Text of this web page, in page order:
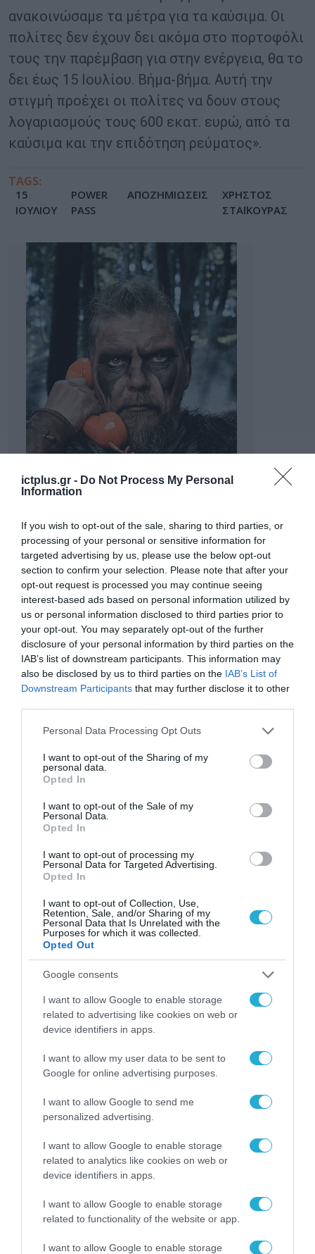
ictplus.gr - Do Not Process My Personal
Information
If you wish to opt-out of the sale, sharing to third parties, or
processing of your personal or sensitive information for
targeted advertising by us, please use the below opt-out
section to confirm your selection. Please note that after your
opt-out request is processed you may continue seeing
interest-based ads based on personal information utilized by
us or personal information disclosed to third parties prior to
your opt-out. You may separately opt-out of the further
disclosure of your personal information by third parties on the
IAB’s list of downstream participants. This information may
also be disclosed by us to third parties on the IAB’s List of
Downstream Participants that may further disclose it to other
Please note that this website/app uses one or more Google
not limited to your visit or usage behaviour. You may click to
grant or deny consent to Google and its third-party tags to
use your data for below specified purposes in below Google
consent section.
Personal Data Processing Opt Outs
I want to opt-out of the Sharing of my
personal data.
Opted In
I want to opt-out of the Sale of my
Personal Data.
Opted In
I want to opt-out of processing my
Personal Data for Targeted Advertising.
Opted In
I want to opt-out of Collection, Use,
Retention, Sale, and/or Sharing of my
Personal Data that Is Unrelated with the
Purposes for which it was collected.
Opted Out
Google consents
I want to allow Google to enable storage
related to advertising like cookies on web or
device identifiers in apps.
I want to allow my user data to be sent to
Google for online advertising purposes.
I want to allow Google to send me
personalized advertising.
I want to allow Google to enable storage
related to analytics like cookies on web or
device identifiers in apps.
I want to allow Google to enable storage
related to functionality of the website or app.
I want to allow Google to enable storage
ανακοινώσαμε τα μέτρα για τα καύσιμα. Οι
πολίτες δεν έχουν δει ακόμα στο πορτοφόλι
τους την παρέμβαση για στην ενέργεια, θα το
δει έως 15 Ιουλίου. Βήμα-βήμα. Αυτή την
στιγμή προέχει οι πολίτες να δουν στους
λογαριασμούς τους 600 εκατ. ευρώ, από τα
καύσιμα και την επιδότηση ρεύματος».
TAGS:
15
ΙΟΥΛΙΟΥ
POWER
PASS
ΑΠΟΖΗΜΙΩΣΕΙΣ
ΧΡΗΣΤΟΣ
ΣΤΑΪΚΟΥΡΑΣ
ΡΟΗ ΕΙΔΗΣΕΩΝ
από την ΕΕ έργο “The
ενισχύει την ασφάλεια
των παιδιών στο
διαδίκτυο
31.07.2026
ΑΑΔΕ: Διευκρινίσεις
για τα πρόστιμα σε
παραβάσεις που
Σ. Καλαφάτης: «Η
δεν είναι απλώς μια
νέα τεχνολογία, είναι
μια νέα βιομηχανική
επανάσταση»
31.07.2026
Νέος οδηγός του ΕΚΤ
για τη χρηματοδότηση
επιχειρήσεων στον
χώρο της άμυνας
βαλίτσα του φετινού
καλοκαιριού έχει την
υπογραφή της Xiaomi
ΟΛΗ Η ΡΟΗ ΕΙΔΗΣΕΩΝ